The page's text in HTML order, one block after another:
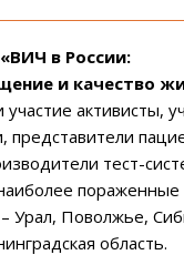
«ВИЧ в России:
и качество
участие активисты,
представители
тест-
Урал, Поволжье,
область.